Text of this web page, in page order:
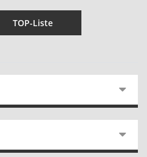
TOP-Liste